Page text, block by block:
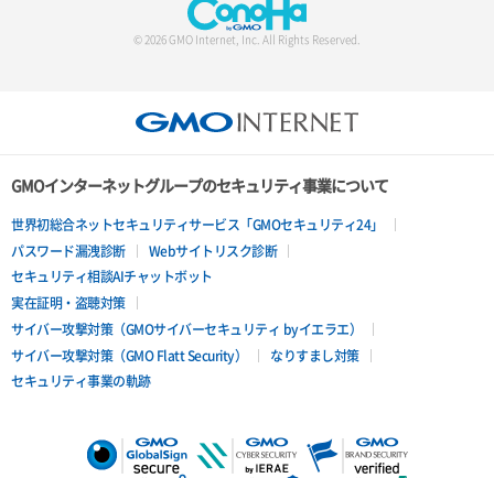
© 2026 GMO Internet, Inc. All Rights Reserved.
GMOインターネットグループのセキュリティ事業について
世界初総合ネットセキュリティサービス「GMOセキュリティ24」
パスワード漏洩診断
Webサイトリスク診断
セキュリティ相談AIチャットボット
実在証明・盗聴対策
サイバー攻撃対策（GMOサイバーセキュリティ byイエラエ）
サイバー攻撃対策（GMO Flatt Security）
なりすまし対策
セキュリティ事業の軌跡